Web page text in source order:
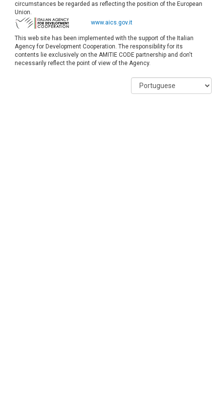
circumstances be regarded as reflecting the position of the European
Union.
www.aics.gov.it
This web site has been implemented with the support of the Italian
Agency for Development Cooperation. The responsibility for its
contents lie exclusively on the AMITIE CODE partnership and don't
necessarily reflect the point of view of the Agency.